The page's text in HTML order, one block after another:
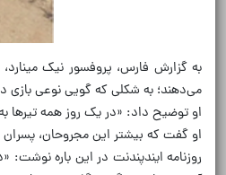
می‌دهند؛ به شکلی که گویی نوعی بازی
او توضیح داد: «در یک روز همه تیرها
او گفت که بیشتر این مجروحان، پسران
روزنامه ایندپندنت در این باره نوشت: